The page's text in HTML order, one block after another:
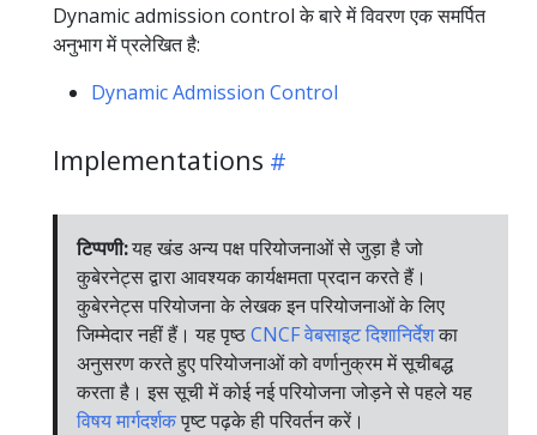
Dynamic admission control के बारे में विवरण एक समर्पित
अनुभाग में प्रलेखित है:
Dynamic Admission Control
Implementations
टिप्पणी:यह खंड अन्य पक्ष परियोजनाओं से जुड़ा है जो
कुबेरनेट्स द्वारा आवश्यक कार्यक्षमता प्रदान करते हैं।
कुबेरनेट्स परियोजना के लेखक इन परियोजनाओं के लिए
जिम्मेदार नहीं हैं। यह पृष्ठCNCF वेबसाइट दिशानिर्देशका
अनुसरण करते हुए परियोजनाओं को वर्णानुक्रम में सूचीबद्ध
करता है। इस सूची में कोई नई परियोजना जोड़ने से पहले यह
विषय मार्गदर्शकपृष्ट पढ़के ही परिवर्तन करें।